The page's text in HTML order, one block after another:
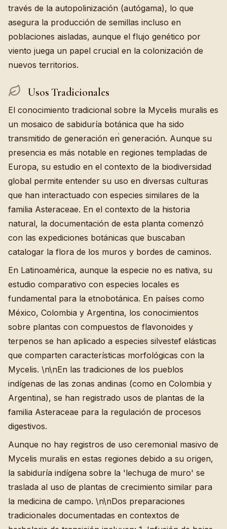
través de la autopolinización (autógama), lo que
asegura la producción de semillas incluso en
poblaciones aisladas, aunque el flujo genético por
viento juega un papel crucial en la colonización de
nuevos territorios.
Usos Tradicionales
El conocimiento tradicional sobre la Mycelis muralis es
un mosaico de sabiduría botánica que ha sido
transmitido de generación en่ generación. Aunque su
presencia es más notable en regiones templadas de
Europa, su estudio en el contexto de la biodiversidad
global permite entender su uso en diversas culturas
que han interactuado con especies similares de la
familia Asteraceae. En el contexto de la historia
natural, la documentación de esta planta comenzó
con las expediciones botánicas que buscaban
catalogar la flora de los muros y bordes de caminos.
En Latinoamérica, aunque la especie no es nativa, su
estudio comparativo con especies locales es
fundamental para la etnobotánica. En países como
México, Colombia y Argentina, los conocimientos
sobre plantas con compuestos de flavonoides y
terpenos se han aplicado a especies silvestef elásticas
que comparten características morfológicas con la
Mycelis. \n\nEn las tradiciones de los pueblos
indígenas de las zonas andinas (como en Colombia y
Argentina), se han registrado usos de plantas de la
familia Asteraceae para la regulación de procesos
digestivos.
Aunque no hay registros de uso ceremonial masivo de
Mycelis muralis en estas regiones debido a su origen,
la sabiduría indígena sobre la 'lechuga de muro' se
traslada al uso de plantas de crecimiento similar para
la medicina de campo. \n\nDos preparaciones
tradicionales documentadas en contextos de